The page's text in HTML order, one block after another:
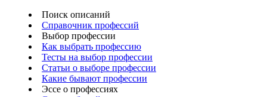
Поиск описаний
Справочник профессий
Выбор профессии
Как выбрать профессию
Тесты на выбор профессии
Статьи о выборе профессии
Какие бывают профессии
Эссе о профессиях